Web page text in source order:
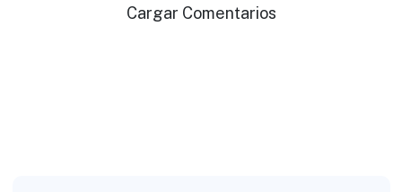
Cargar Comentarios